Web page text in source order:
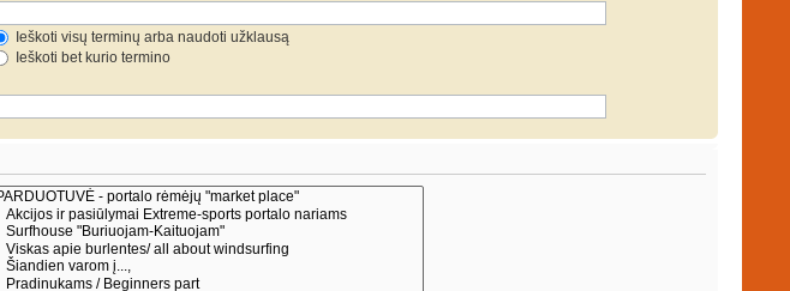
Ieškoti visų terminų arba naudoti užklausą
Ieškoti bet kurio termino